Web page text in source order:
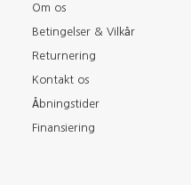
Om os
Betingelser & Vilkår
Returnering
Kontakt os
Åbningstider
Finansiering